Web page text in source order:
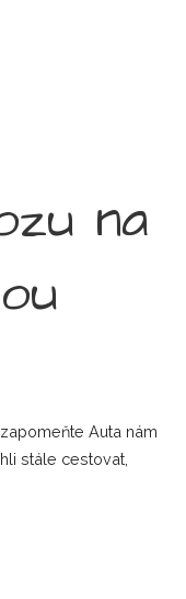
na
Auta nám
stále cestovat,